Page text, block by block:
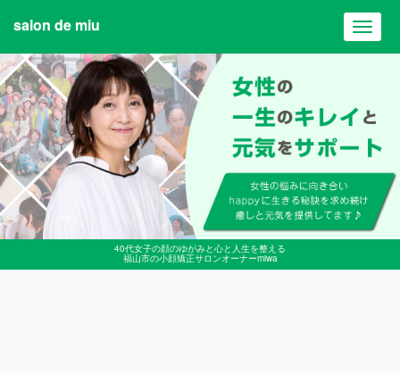
40代女子の顔のゆがみと心と人生を整える
福山市の小顔矯正サロンオーナーmiwa
salon de miu